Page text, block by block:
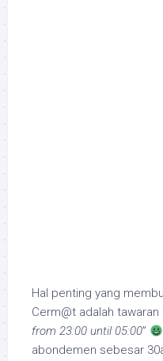
Hal penting yang
Cerm@t adalah tawaran
from 23:00 until 05:00”
abondemen sebesar